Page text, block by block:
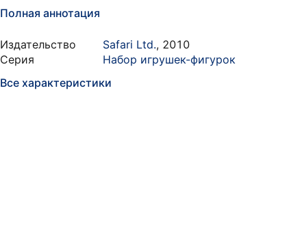
Полная аннотация
Издательство Safari Ltd., 2010
Серия
Набор игрушек-фигурок
Все характеристики